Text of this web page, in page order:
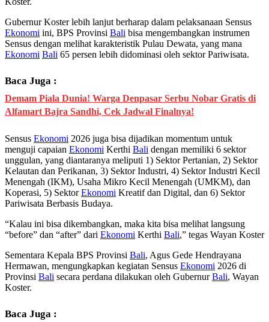
Gubernur Koster lebih lanjut berharap dalam pelaksanaan Sensus
Ekonomi ini, BPS Provinsi Bali bisa mengembangkan instrumen
Sensus dengan melihat karakteristik Pulau Dewata, yang mana
Ekonomi Bali 65 persen lebih didominasi oleh sektor Pariwisata.
Baca Juga :
Demam Piala Dunia! Warga Denpasar Serbu Nobar Gratis di
Alfamart Bajra Sandhi, Cek Jadwal Finalnya!
Sensus Ekonomi 2026 juga bisa dijadikan momentum untuk
menguji capaian Ekonomi Kerthi Bali dengan memiliki 6 sektor
unggulan, yang diantaranya meliputi 1) Sektor Pertanian, 2) Sektor
Kelautan dan Perikanan, 3) Sektor Industri, 4) Sektor Industri Kecil
Menengah (IKM), Usaha Mikro Kecil Menengah (UMKM), dan
Koperasi, 5) SektorEkonomi Kreatif dan Digital, dan 6) Sektor
Pariwisata Berbasis Budaya.
“Kalau ini bisa dikembangkan, maka kita bisa melihat langsung
“before” dan “after” dari Ekonomi Kerthi Bali,” tegas Wayan Koster
Sementara Kepala BPS Provinsi Bali, Agus Gede Hendrayana
Hermawan, mengungkapkan kegiatan Sensus Ekonomi 2026 di
Provinsi Bali secara perdana dilakukan oleh GubernurBali, Wayan
Koster.
Baca Juga :